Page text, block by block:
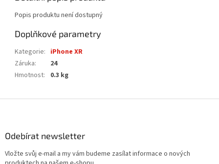
Popis produktu není dostupný
Doplňkové parametry
Kategorie: iPhone XR
Záruka:
24
Hmotnost: 0.3 kg
Odebírat newsletter
Vložte svůj e-mail a my vám budeme zasílat informace o nových